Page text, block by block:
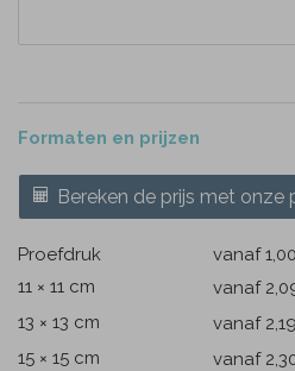
Formaten en prijzen
Bereken de prijs met onze
Proefdruk
vanaf 1,00
11 × 11 cm
vanaf
13 × 13 cm
vanaf 2,19
15 × 15 cm
vanaf